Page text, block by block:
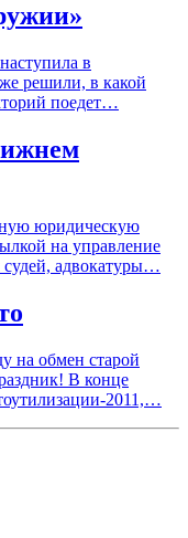
в
решили, в какой
поедет…
юридическую
на управление
адвокатуры…
на обмен старой
В конце
2011,…